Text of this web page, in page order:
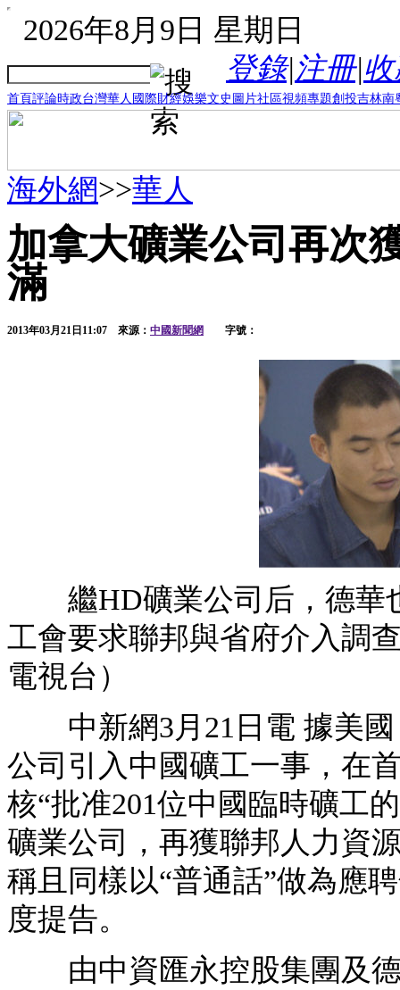
2026年8月9日 星期日
登錄|注冊|
首頁評論時政台灣華人 國際財經娛樂文史 圖片社區視頻專題創投吉林南
海外網>>華人
加拿大礦業公司再次
滿
2013年03月21日11:07 來源： 中國新聞網 字號：
繼HD礦業公司后，德華
工會要求聯邦與省府介入調
電視台）
中新網3月21日電 據美國
公司引入中國礦工一事，在
核“批准201位中國臨時礦工
礦業公司，再獲聯邦人力資
稱且同樣以“普通話”做為應
度提告。
由中資匯永控股集團及德